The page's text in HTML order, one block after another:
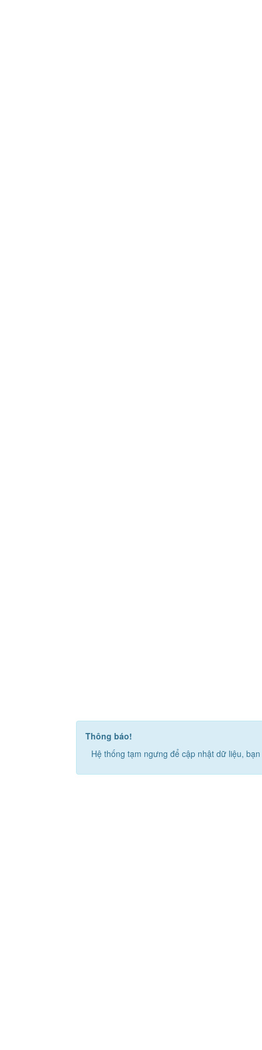
Thông báo!
Hệ thống tạm ngưng để cập nhật dữ liệu,